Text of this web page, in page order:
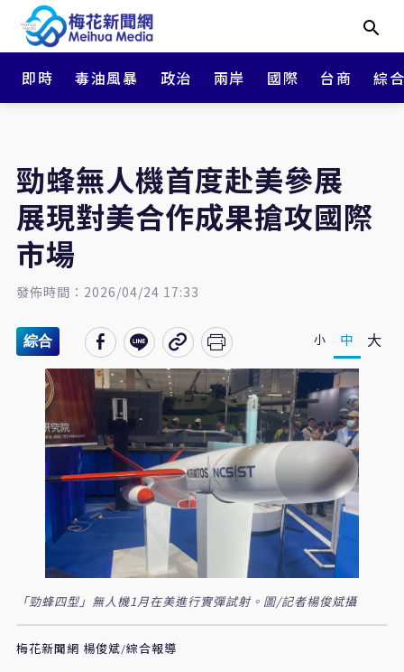
即時 毒油風暴 政治 兩岸 國際 台商 綜
勁蜂無人機首度赴美參展
展現對美合作成果搶攻國際
市場
發佈時間：2026/04/24 17:33
綜合 小 中 大
「勁蜂四型」無人機1月在美進行實彈試射。圖/記者楊俊斌攝
梅花新聞網 楊俊斌/綜合報導